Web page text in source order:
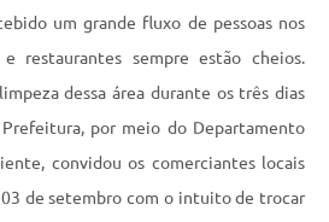
um grande fluxo de pessoas nos
restaurantes sempre estão cheios.
dessa área durante os três dias
por meio do Departamento
convidou os comerciantes locais
03 de setembro com o intuito de trocar